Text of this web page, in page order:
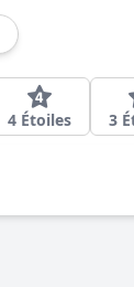
4 Étoiles 3